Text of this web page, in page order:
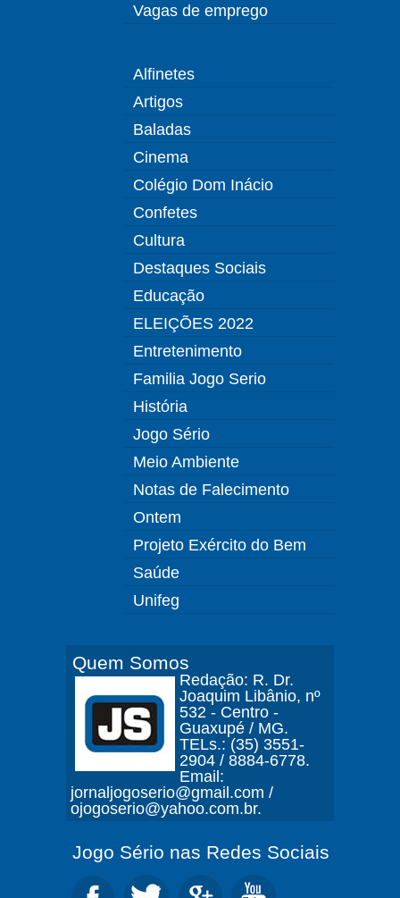
Vagas de emprego
Alfinetes
Artigos
Baladas
Cinema
Colégio Dom Inácio
Confetes
Cultura
Destaques Sociais
Educação
ELEIÇÕES 2022
Entretenimento
Familia Jogo Serio
História
Jogo Sério
Meio Ambiente
Notas de Falecimento
Ontem
Projeto Exército do Bem
Saúde
Unifeg
Quem Somos
Redação: R. Dr.
Joaquim Libânio, nº
532 - Centro -
Guaxupé / MG.
TELs.: (35) 3551-
2904 / 8884-6778.
Email:
jornaljogoserio@gmail.com /
ojogoserio@yahoo.com.br.
Jogo Sério nas Redes Sociais